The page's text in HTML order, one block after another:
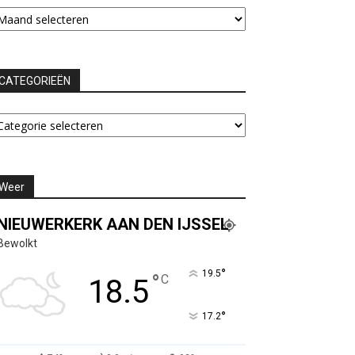
AAN DEN IJSSEL
18.5°C 19.5°
17.2°